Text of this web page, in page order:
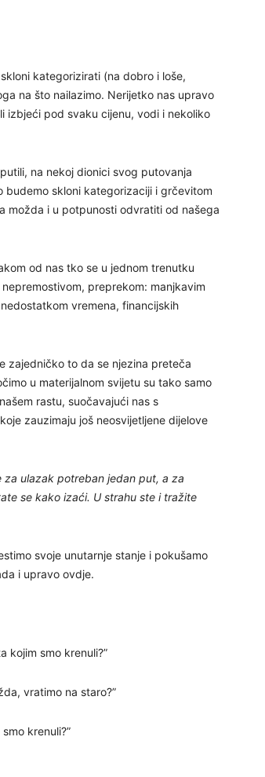
kategorizirati (na dobro i loše,
na što nailazimo. Nerijetko nas upravo
izbjeći pod svaku cijenu, vodi i nekoliko
na nekoj dionici svog putovanja
skloni kategorizaciji i grčevitom
možda i u potpunosti odvratiti od našega
od nas tko se u jednom trenutku
preprekom: manjkavim
vremena, financijskih
zajedničko to da se njezina preteča
u materijalnom svijetu su tako samo
rastu, suočavajući nas s
zauzimaju još neosvijetljene dijelove
za ulazak potreban jedan put, a za
se kako izaći. U strahu ste i tražite
svoje unutarnje stanje i pokušamo
i upravo ovdje.
kojim smo krenuli?”
vratimo na staro?”
krenuli?”